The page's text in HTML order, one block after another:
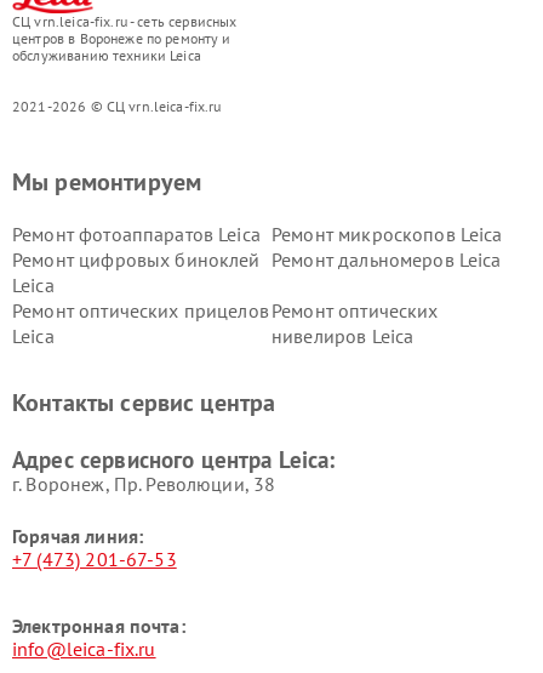
СЦ vrn.leica-fix.ru - сеть сервисных
центров в Воронеже по ремонту и
обслуживанию техники Leica
2021-2026 © СЦ vrn.leica-fix.ru
Мы ремонтируем
Ремонт фотоаппаратов Leica Ремонт микроскопов Leica
Ремонт цифровых биноклей
Leica
Ремонт дальномеров Leica
Ремонт оптических прицелов
Leica
Ремонт оптических
нивелиров Leica
Контакты сервис центра
Адрес сервисного центра Leica:
г. Воронеж, Пр. Революции, 38
Горячая линия:
+7 (473) 201-67-53
Электронная почта:
info@leica-fix.ru